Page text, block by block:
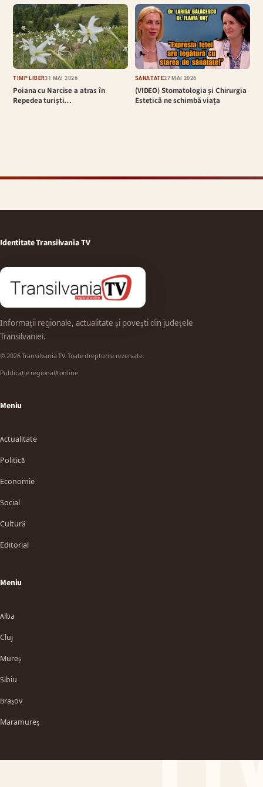
TIMP LIBER31 MAI 2026
Poiana cu Narcise a atras în
Repedea turiști…
SĂNĂTATE27 MAI 2026
(VIDEO) Stomatologia și Chirurgia
Estetică ne schimbă viața
Identitate Transilvania TV
Informații regionale, actualitate și povești din județele
Transilvaniei.
© 2026 Transilvania TV. Toate drepturile rezervate.
Publicație regională online
Meniu
Actualitate
Politică
Economie
Social
Cultură
Editorial
Meniu
Alba
Cluj
Mureș
Sibiu
Brașov
Maramureș